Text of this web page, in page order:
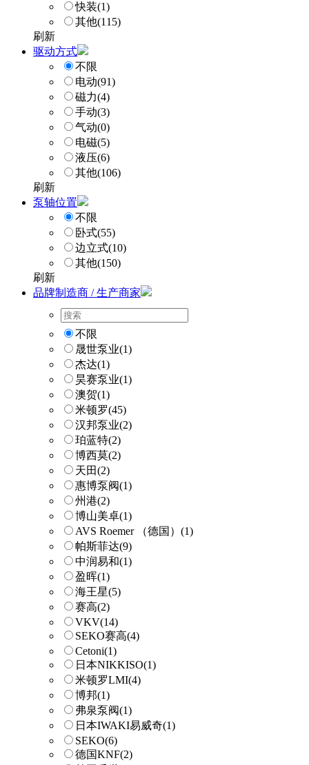
快装(1)
其他(115)
刷新
驱动方式
不限
电动(91)
磁力(4)
手动(3)
气动(0)
电磁(5)
液压(6)
其他(106)
刷新
泵轴位置
不限
卧式(55)
边立式(10)
其他(150)
刷新
品牌制造商 / 生产商家
不限
晟世泵业(1)
杰达(1)
昊赛泵业(1)
澳贺(1)
米顿罗(45)
汉邦泵业(2)
珀蓝特(2)
博西莫(2)
天田(2)
惠博泵阀(1)
州港(2)
博山美卓(1)
AVS Roemer （德国） (1)
帕斯菲达(9)
中润易和(1)
盈晖(1)
海王星(5)
赛高(2)
VKV(14)
SEKO赛高(4)
Cetoni(1)
日本NIKKISO(1)
米顿罗LMI(4)
博邦(1)
弗泉泵阀(1)
日本IWAKI易威奇(1)
SEKO(6)
德国KNF(2)